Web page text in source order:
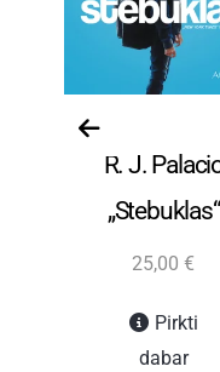
R. J.
„Stebuklas“
25,00€
Pirkti
dabar